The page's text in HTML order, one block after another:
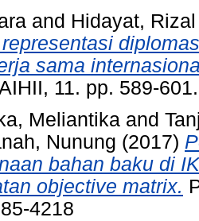
and Hidayat,
sama
11. pp. 589-
Meliantika and
Nunung (2017)
bahan baku di
objective matrix.
4218